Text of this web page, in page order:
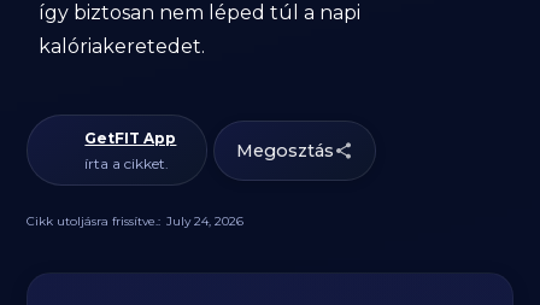
így biztosan nem léped túl a napi
kalóriakeretedet.
GetFIT App
írta a cikket.
Megosztás
Cikk utoljásra frissítve.: July 24, 2026